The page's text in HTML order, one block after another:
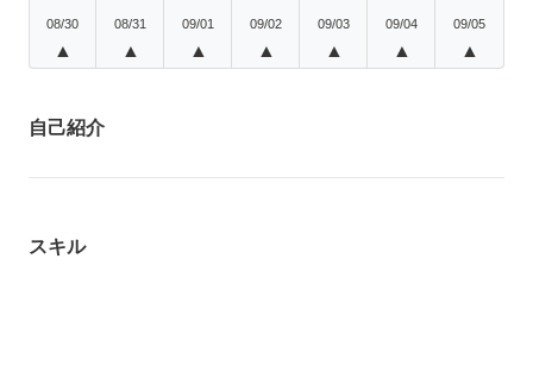
08/30
▲
08/31
▲
09/01
▲
09/02
▲
09/03
▲
09/04
▲
09/05
▲
自己紹介
スキル